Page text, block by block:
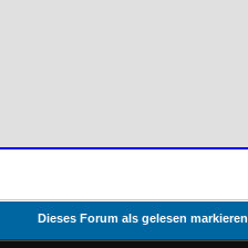
Dieses Forum als gelesen markieren